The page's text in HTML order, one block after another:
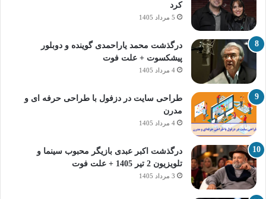
کرد
5 مرداد 1405
درگذشت محمد یاراحمدی گوینده و دوبلور
پیشکسوت + علت فوت
4 مرداد 1405
طراحی سایت در دزفول با طراحی حرفه‌ ای و
مدرن
4 مرداد 1405
درگذشت اکبر عبدی بازیگر محبوب سینما و
تلویزیون 2 تیر 1405 + علت فوت
3 مرداد 1405